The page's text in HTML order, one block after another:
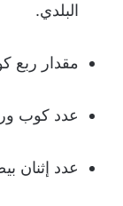
البلدي.
مقدار ربع
عدد كوب
عدد إثنان